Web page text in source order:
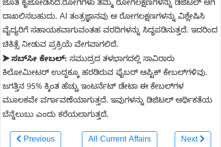
ಜೊತೆ ಕೈಜೋಡಿಸಿದೆ.ರೋಗಿಗಳು ತಮ್ಮ ರೋಗಲಕ್ಷಣಗಳನ್ನು ಡಿಜಿಟಲ್ ಆಗಿ
ದಾಖಲಿಸಬಹುದು. AI ತಂತ್ರಜ್ಞಾನವು ಆ ರೋಗಲಕ್ಷಣಗಳನ್ನು ವಿಶ್ಲೇಷಿಸಿ
ವೈದ್ಯರಿಗೆ ಸಹಾಯಕವಾಗುವಂತಹ ವರದಿಗಳನ್ನು ಸಿದ್ಧಪಡಿಸುತ್ತದೆ. ಇದರಿಂದ
ಚಿಕಿತ್ಸೆ ನೀಡುವ ಪ್ರಕ್ರಿಯೆ ವೇಗವಾಗಲಿದೆ.
➤ ಸಬ್‌ಸೀ ಕೇಬಲ್: ಸಮುದ್ರದ ತಳಭಾಗದಲ್ಲಿ ಸಾವಿರಾರು
ಕಿಲೋಮೀಟರ್ ಉದ್ದಕ್ಕೂ ಹರಡಿರುವ ಫೈಬರ್ ಆಪ್ಟಿಕ್ ಕೇಬಲ್‌ಗಳಿವು.
ಜಗತ್ತಿನ 95% ಕ್ಕಿಂತ ಹೆಚ್ಚು ಇಂಟರ್ನೆಟ್ ಡೇಟಾ ಈ ಕೇಬಲ್‌ಗಳ
ಮೂಲಕವೇ ವರ್ಗಾವಣೆಯಾಗುತ್ತದೆ. ಇವುಗಳನ್ನು ಡಿಜಿಟಲ್ ಆರ್ಥಿಕತೆಯ
ಬೆನ್ನೆಲುಬು ಎಂದು ಕರೆಯಲಾಗುತ್ತದೆ.
Previous All Current Affairs Next